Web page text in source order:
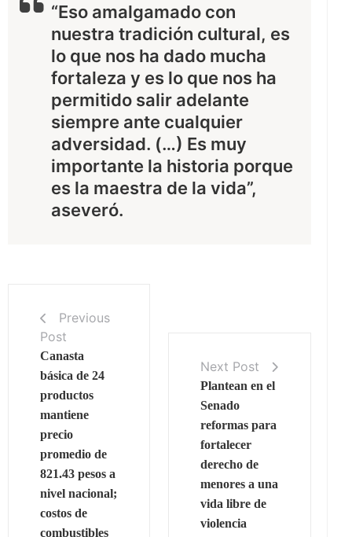
“Eso amalgamado con
nuestra tradición cultural, es
lo que nos ha dado mucha
fortaleza y es lo que nos ha
permitido salir adelante
siempre ante cualquier
adversidad. (…) Es muy
importante la historia porque
es la maestra de la vida”,
aseveró.
Previous
Post
Canasta
básica de 24
productos
mantiene
precio
promedio de
821.43 pesos a
nivel nacional;
costos de
combustibles
Next Post
Plantean en el
Senado
reformas para
fortalecer
derecho de
menores a una
vida libre de
violencia